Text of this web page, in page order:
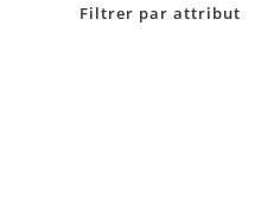
Filtrer par attribut